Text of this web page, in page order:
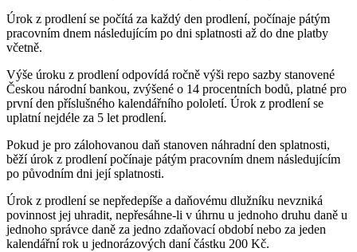
Úrok z prodlení se počítá za každý den prodlení, počínaje pátým
pracovním dnem následujícím po dni splatnosti až do dne platby
včetně.
Výše úroku z prodlení odpovídá ročně výši repo sazby stanovené
Českou národní bankou, zvýšené o 14 procentních bodů, platné pro
první den příslušného kalendářního pololetí. Úrok z prodlení se
uplatní nejdéle za 5 let prodlení.
Pokud je pro zálohovanou daň stanoven náhradní den splatnosti,
běží úrok z prodlení počínaje pátým pracovním dnem následujícím
po původním dni její splatnosti.
Úrok z prodlení se nepředepíše a daňovému dlužníku nevzniká
povinnost jej uhradit, nepřesáhne-li v úhrnu u jednoho druhu daně u
jednoho správce daně za jedno zdaňovací období nebo za jeden
kalendářní rok u jednorázových daní částku 200 Kč.